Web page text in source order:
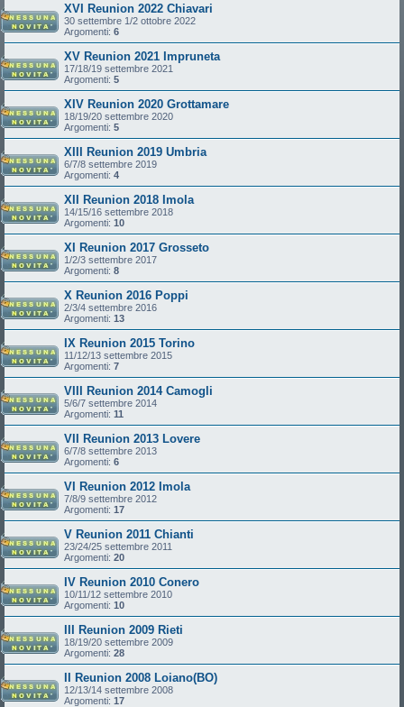
XVI Reunion 2022 Chiavari
30 settembre 1/2 ottobre 2022
Argomenti: 6
XV Reunion 2021 Impruneta
17/18/19 settembre 2021
Argomenti: 5
XIV Reunion 2020 Grottamare
18/19/20 settembre 2020
Argomenti: 5
XIII Reunion 2019 Umbria
6/7/8 settembre 2019
Argomenti: 4
XII Reunion 2018 Imola
14/15/16 settembre 2018
Argomenti: 10
XI Reunion 2017 Grosseto
1/2/3 settembre 2017
Argomenti: 8
X Reunion 2016 Poppi
2/3/4 settembre 2016
Argomenti: 13
IX Reunion 2015 Torino
11/12/13 settembre 2015
Argomenti: 7
VIII Reunion 2014 Camogli
5/6/7 settembre 2014
Argomenti: 11
VII Reunion 2013 Lovere
6/7/8 settembre 2013
Argomenti: 6
VI Reunion 2012 Imola
7/8/9 settembre 2012
Argomenti: 17
V Reunion 2011 Chianti
23/24/25 settembre 2011
Argomenti: 20
IV Reunion 2010 Conero
10/11/12 settembre 2010
Argomenti: 10
III Reunion 2009 Rieti
18/19/20 settembre 2009
Argomenti: 28
II Reunion 2008 Loiano(BO)
12/13/14 settembre 2008
Argomenti: 17